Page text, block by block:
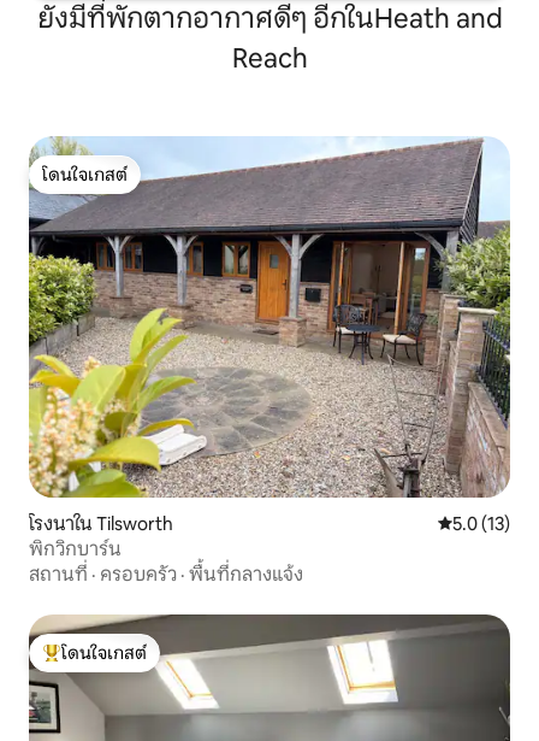
ยังมีที่พักตากอากาศดีๆ อีกในHeath and
Reach
โดนใจเกสต์
โดนใจเกสต์
โรงนาใน Tilsworth คะแนนเฉลี่ย
5.0 (13)
พิกวิกบาร์น
สถานที่ · ครอบครัว · พื้นที่กลางแจ้ง
โดนใจเกสต์ที่สุด
โดนใจเกสต์